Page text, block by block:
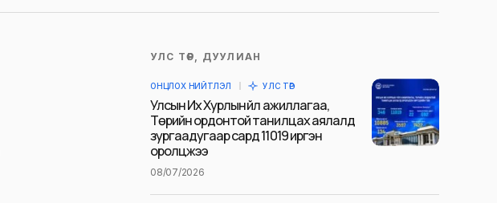
УЛС ТӨР, ДУУЛИАН
ОНЦЛОХ НИЙТЛЭЛ УЛС ТӨР
Улсын Их Хурлын үйл ажиллагаа,
Төрийн ордонтой танилцах аялалд
зургаадугаар сард 11019 иргэн
оролцжээ
08/07/2026